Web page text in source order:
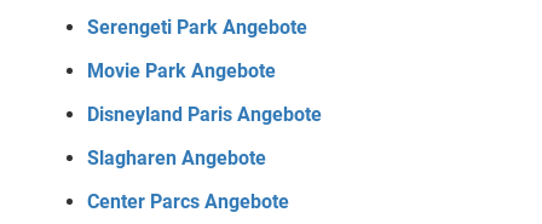
Serengeti Park Angebote
Movie Park Angebote
Disneyland Paris Angebote
Slagharen Angebote
Center Parcs Angebote